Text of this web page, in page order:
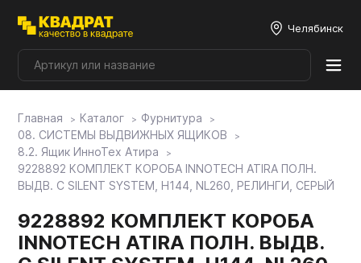
Челябинск
Плитные материалы
Фурнитура
Столешницы
Главная Каталог
Фурнитура
08. СИСТЕМЫ ВЫДВИЖНЫХ ЯЩИКОВ
8.2. Ящик ИнноТех Атира
9228892 КОМПЛЕКТ КОРОБА INNOTECH ATIRA ПОЛН.
ВЫДВ. С SILENT SYSTEM, H144, NL260, РЕЛИНГИ, СЕРЫЙ
9228892 КОМПЛЕКТ КОРОБА
INNOTECH ATIRA ПОЛН. ВЫДВ.